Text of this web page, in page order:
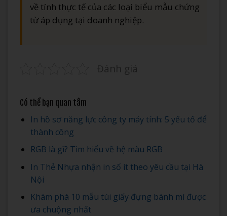
về tính thực tế của các loại biểu mẫu chứng
từ áp dụng tại doanh nghiệp.
Đánh giá
Có thể bạn quan tâm
In hồ sơ năng lực công ty máy tính: 5 yếu tố để
thành công
RGB là gì? Tìm hiểu về hệ màu RGB
In Thẻ Nhựa nhận in số ít theo yêu cầu tại Hà
Nội
Khám phá 10 mẫu túi giấy đựng bánh mì được
ưa chuộng nhất